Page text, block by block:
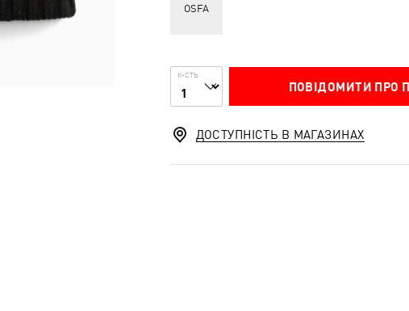
OSFA
К-СТЬ
ПОВІДОМИТИ ПРО
ДОСТУПНІСТЬ В МАГАЗИНАХ